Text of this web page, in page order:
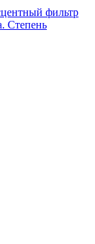
фильтр
Степень